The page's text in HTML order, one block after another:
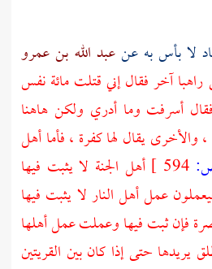
لا بأس به عنعبد الله بن عمرو
راهبا آخر فقال إني قتلت مائة نفس
أسرفت وما أدري ولكن هاهنا
، والأخرى يقال لها كفرة ، فأما أهل
أهل الجنة لا يثبت فيها
عمل أهل النار لا يثبت فيها
فإن ثبت فيها وعملت عمل أهلها
يريدها حتى إذا كان بين القريتين